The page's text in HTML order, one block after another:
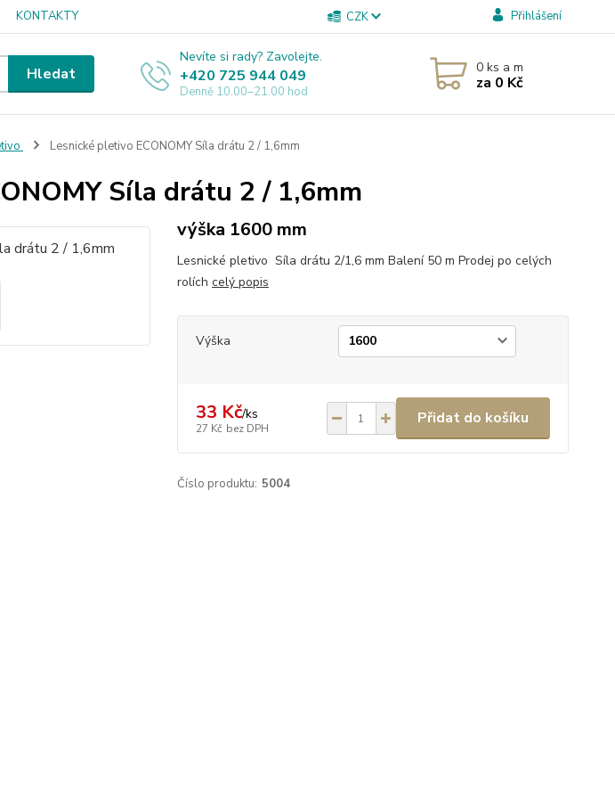
KONTAKTY CZK Přihlášení
Hledat
Nevíte si rady? Zavolejte.
+420 725 944 049
Denně 10.00–21.00 hod
0ks a m
za 0 Kč
Lesnické pletivo ECONOMY Síla drátu 2 / 1,6mm
Síla drátu 2 / 1,6mm
výška 1600 mm
Lesnické pletivo Síla drátu 2/1,6 mm Balení 50 m Prodej po celých
rolích celý popis
Výška
33 Kč/ks
27 Kč bez DPH
Přidat do košíku
Číslo produktu: 5004